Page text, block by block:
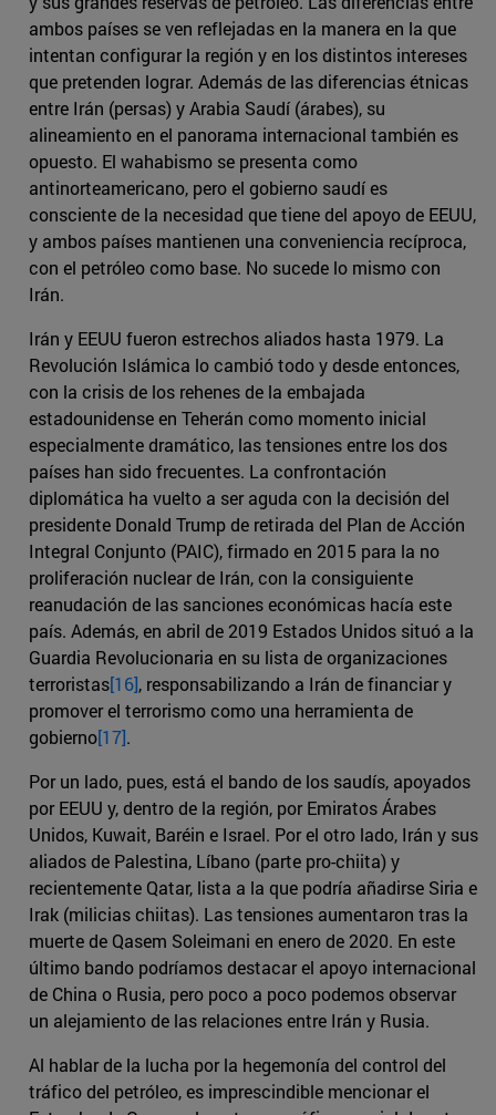
ambos países se ven reflejadas en la manera en la que
intentan configurar la región y en los distintos intereses
que pretenden lograr. Además de las diferencias étnicas
entre Irán (persas) y Arabia Saudí (árabes), su
alineamiento en el panorama internacional también es
opuesto. El wahabismo se presenta como
antinorteamericano, pero el gobierno saudí es
consciente de la necesidad que tiene del apoyo de EEUU,
y ambos países mantienen una conveniencia recíproca,
con el petróleo como base. No sucede lo mismo con
Irán.
Irán y EEUU fueron estrechos aliados hasta 1979. La
Revolución Islámica lo cambió todo y desde entonces,
con la crisis de los rehenes de la embajada
estadounidense en Teherán como momento inicial
especialmente dramático, las tensiones entre los dos
países han sido frecuentes. La confrontación
diplomática ha vuelto a ser aguda con la decisión del
presidente Donald Trump de retirada del Plan de Acción
Integral Conjunto (PAIC), firmado en 2015 para la no
proliferación nuclear de Irán, con la consiguiente
reanudación de las sanciones económicas hacía este
país. Además, en abril de 2019 Estados Unidos situó a la
Guardia Revolucionaria en su lista de organizaciones
terroristas[16], responsabilizando a Irán de financiar y
promover el terrorismo como una herramienta de
gobierno[17].
Por un lado, pues, está el bando de los saudís, apoyados
por EEUU y, dentro de la región, por Emiratos Árabes
Unidos, Kuwait, Baréin e Israel. Por el otro lado, Irán y sus
aliados de Palestina, Líbano (parte pro-chiita) y
recientemente Qatar, lista a la que podría añadirse Siria e
Irak (milicias chiitas). Las tensiones aumentaron tras la
muerte de Qasem Soleimani en enero de 2020. En este
último bando podríamos destacar el apoyo internacional
de China o Rusia, pero poco a poco podemos observar
un alejamiento de las relaciones entre Irán y Rusia.
Al hablar de la lucha por la hegemonía del control del
tráfico del petróleo, es imprescindible mencionar el